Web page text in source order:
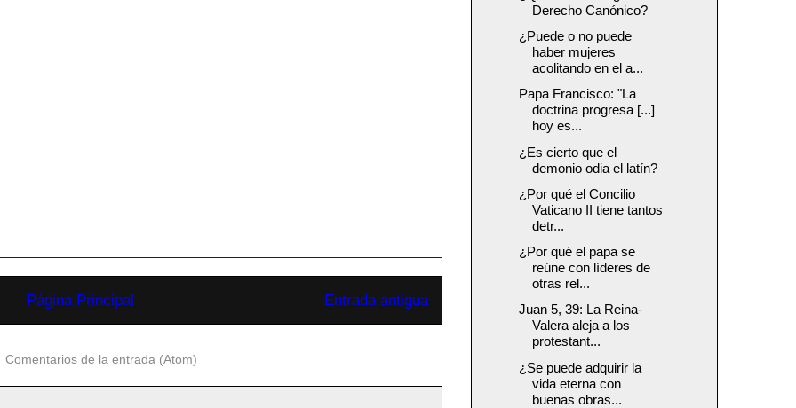
Entrada antigua
Página Principal
Comentarios de la entrada (Atom)
Derecho Canónico?
¿Puede o no puede
haber mujeres
acolitando en el a...
Papa Francisco: "La
doctrina progresa [...]
hoy es...
¿Es cierto que el
demonio odia el latín?
¿Por qué el Concilio
Vaticano II tiene tantos
detr...
¿Por qué el papa se
reúne con líderes de
otras rel...
Juan 5, 39: La Reina-
Valera aleja a los
protestant...
¿Se puede adquirir la
vida eterna con
buenas obras...